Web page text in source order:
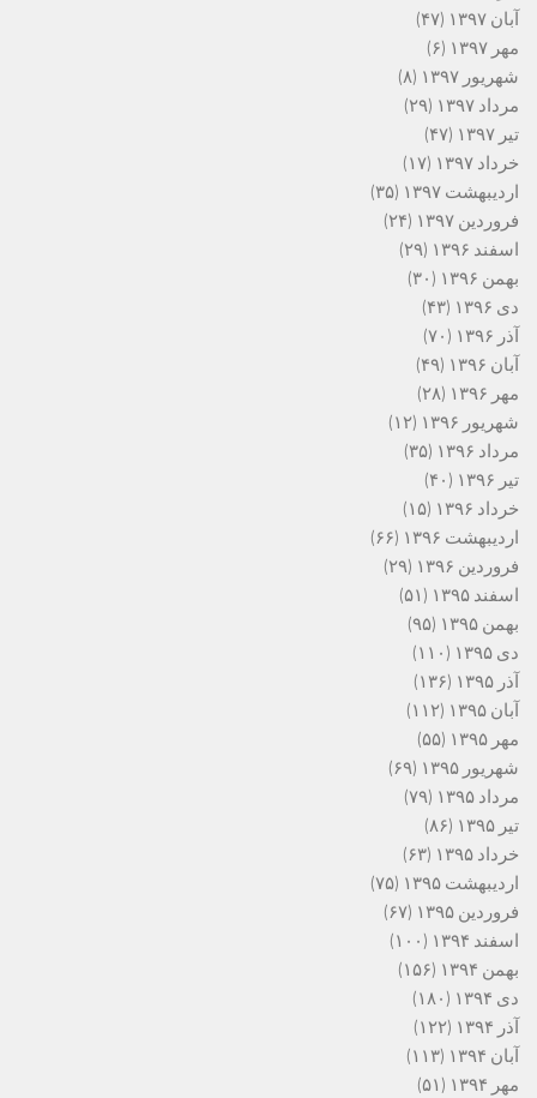
آبان ۱۳۹۷
(۴۷)
مهر ۱۳۹۷
(۶)
شهریور ۱۳۹۷
(۸)
مرداد ۱۳۹۷
(۲۹)
تیر ۱۳۹۷
(۴۷)
خرداد ۱۳۹۷
(۱۷)
اردیبهشت ۱۳۹۷
(۳۵)
فروردین ۱۳۹۷
(۲۴)
اسفند ۱۳۹۶
(۲۹)
بهمن ۱۳۹۶
(۳۰)
دی ۱۳۹۶
(۴۳)
آذر ۱۳۹۶
(۷۰)
آبان ۱۳۹۶
(۴۹)
مهر ۱۳۹۶
(۲۸)
شهریور ۱۳۹۶
(۱۲)
مرداد ۱۳۹۶
(۳۵)
تیر ۱۳۹۶
(۴۰)
خرداد ۱۳۹۶
(۱۵)
اردیبهشت ۱۳۹۶
(۶۶)
فروردین ۱۳۹۶
(۲۹)
اسفند ۱۳۹۵
(۵۱)
بهمن ۱۳۹۵
(۹۵)
دی ۱۳۹۵
(۱۱۰)
آذر ۱۳۹۵
(۱۳۶)
آبان ۱۳۹۵
(۱۱۲)
مهر ۱۳۹۵
(۵۵)
شهریور ۱۳۹۵
(۶۹)
مرداد ۱۳۹۵
(۷۹)
تیر ۱۳۹۵
(۸۶)
خرداد ۱۳۹۵
(۶۳)
اردیبهشت ۱۳۹۵
(۷۵)
فروردین ۱۳۹۵
(۶۷)
اسفند ۱۳۹۴
(۱۰۰)
بهمن ۱۳۹۴
(۱۵۶)
دی ۱۳۹۴
(۱۸۰)
آذر ۱۳۹۴
(۱۲۲)
آبان ۱۳۹۴
(۱۱۳)
مهر ۱۳۹۴
(۵۱)